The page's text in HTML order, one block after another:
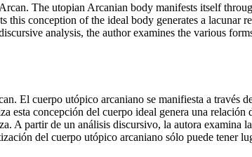
The utopian Arcanian body manifests itself
conception of the ideal body generates a lacunar
analysis, the author examines the various
El cuerpo utópico arcaniano se manifiesta a través
esta concepción del cuerpo ideal genera una relación
A partir de un análisis discursivo, la autora examina
del cuerpo utópico arcaniano sólo puede tener